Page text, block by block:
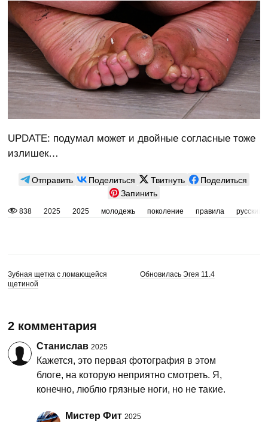
UPDATE: подумал может и двойные согласные тоже
излишек…
Отправить Поделиться Твитнуть
Поделиться
Запинить
838 2025 2025 молодежь поколение правила русский
Зубная щетка с ломающейся
щетиной
Обновилась Эгея 11.4
2 комментария
Станислав 2025
Кажется, это первая фотография в этом
блоге, на которую неприятно смотреть. Я,
конечно, люблю грязные ноги, но не такие.
Мистер Фит 2025